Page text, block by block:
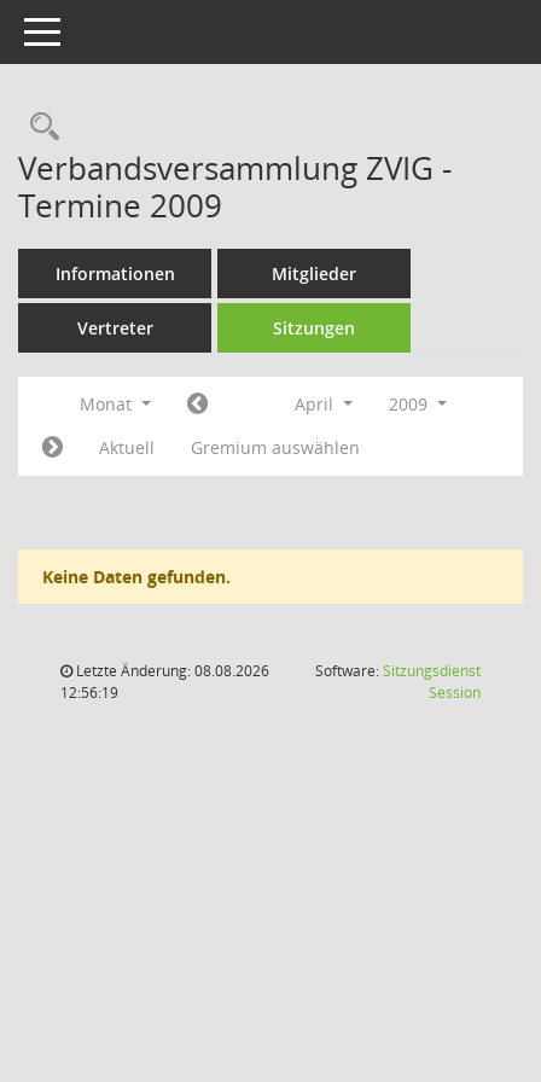
Toggle navigation
Rechercheauswahl
Verbandsversammlung ZVIG -
Termine 2009
Informationen Mitglieder
Vertreter Sitzungen
Monat April
2009
Aktuell
Gremium auswählen
Keine Daten gefunden.
Letzte Änderung: 08.08.2026
12:56:19
Software:Sitzungsdienst
Session(Wird in